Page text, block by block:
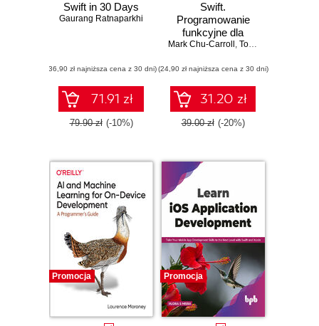
Swift in 30 Days
Gaurang Ratnaparkhi
(36,90 zł najniższa cena z 30 dni)
71.91 zł
79.90 zł (-10%)
Swift.
Programowanie
funkcyjne dla
aplikacji mobilnych
Mark Chu-Carroll , Tony Hillerson
(24,90 zł najniższa cena z 30 dni)
31.20 zł
39.00 zł (-20%)
Promocja Promocja